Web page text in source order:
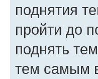
поднятия
пройти до
поднять
тем самым